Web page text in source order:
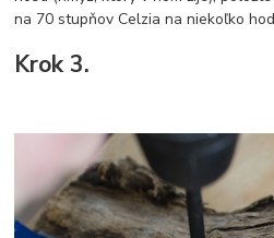
na 70 stupňov Celzia na niekoľko
Krok 3.